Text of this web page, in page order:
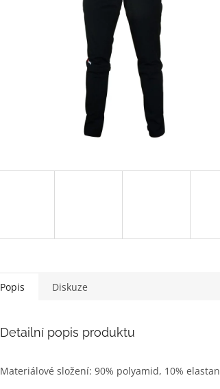
Popis Diskuze
Detailní popis produktu
Materiálové složení: 90% polyamid, 10% elastan